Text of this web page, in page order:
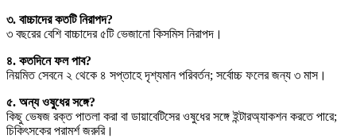
৩. বাচ্চাদের কতটি নিরাপদ?
৩ বছরের বেশি বাচ্চাদের ৫টি ভেজানো কিসমিস নিরাপদ।
৪. কতদিনে ফল পাব?
নিয়মিত সেবনে ২ থেকে ৪ সপ্তাহে দৃশ্যমান পরিবর্তন; সর্বোচ্চ ফলের জন্য ৩ মাস।
৫. অন্য ওষুধের সঙ্গে?
কিছু ভেষজ রক্ত পাতলা করা বা ডায়াবেটিসের ওষুধের সঙ্গে ইন্টারঅ্যাকশন করতে পারে;
চিকিৎসকের পরামর্শ জরুরি।